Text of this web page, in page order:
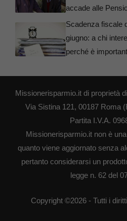
accade alle
Scadenza fiscale
giugno: a chi
perché è
Missionerisparmio.it di proprietà
Via Sistina 121, 00187 Roma
Partita I.V.A.
Missionerisparmio.it non è
quanto viene aggiornato senza
pertanto considerarsi un
legge n. 62 del
Copyright ©2026 - Tutti i